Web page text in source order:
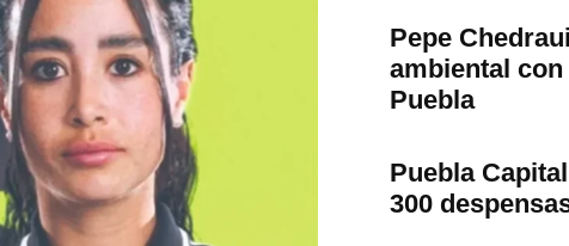
Pepe
ambiental
Puebla
Puebla
300